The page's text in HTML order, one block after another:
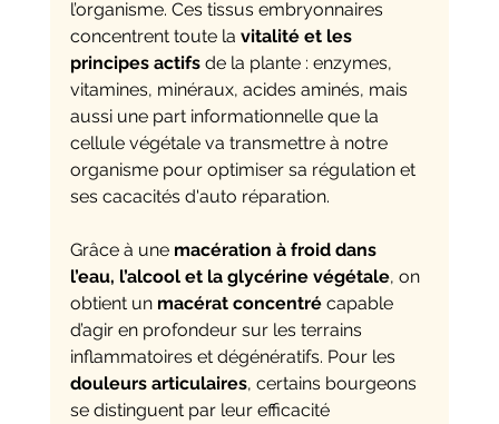
l’organisme. Ces tissus embryonnaires
concentrent toute la vitalité et les
principes actifs de la plante : enzymes,
vitamines, minéraux, acides aminés, mais
aussi une part informationnelle que la
cellule végétale va transmettre à notre
organisme pour optimiser sa régulation et
ses cacacités d'auto réparation.
Grâce à une macération à froid dans
l’eau, l’alcool et la glycérine végétale, on
obtient un macérat concentré capable
d’agir en profondeur sur les terrains
inflammatoires et dégénératifs. Pour les
douleurs articulaires, certains bourgeons
se distinguent par leur efficacité